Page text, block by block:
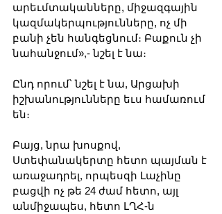
արեւմտականները, միջազգային
կազմակերպությունները, ոչ մի
բանի չեն հանգեցնում։ Բաքուն չի
նահանջում»,- նշել է նա։
Ընդ որում՝ նշել է նա, Արցախի
իշխանությունները եւս համառում
են։
Բայց, նրա խոսքով,
Ստեփանակերտը հետո պայման է
առաջադրել, որպեսզի Լաչինը
բացվի ոչ թե 24 ժամ հետո, այլ
անմիջապես, հետո ԼՂՀ-ն